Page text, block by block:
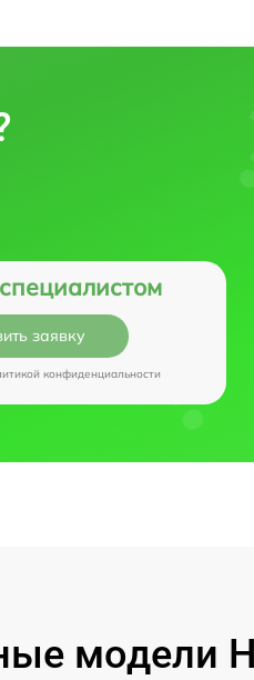
заявку
конфиденциальности
модели